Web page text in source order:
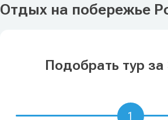
Отдых на побережье
Подобрать тур
1